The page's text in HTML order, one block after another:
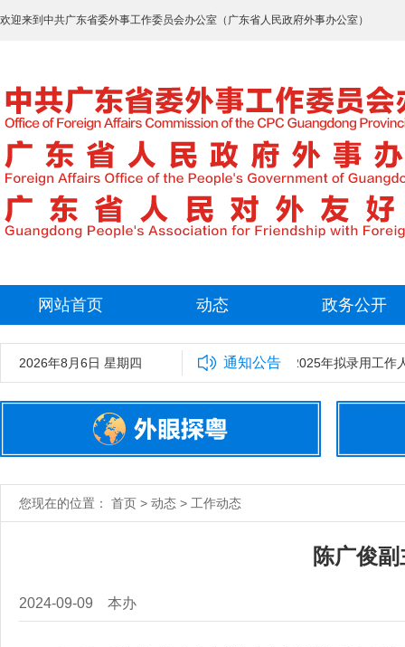
欢迎来到中共广东省委外事工作委员会办公室（广东省人民政府外事办公室）
网站首页 动态 政务公开
2026年8月6日 星期四 通知公告
中共广东省委外事工作委员会办公室2025年拟录用工作人
您现在的位置： 首页 > 动态 > 工作动态
陈广俊
2024-09-09 本办